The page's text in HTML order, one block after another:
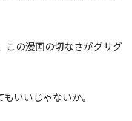
この漫画の切なさがグサグ
いいじゃないか。